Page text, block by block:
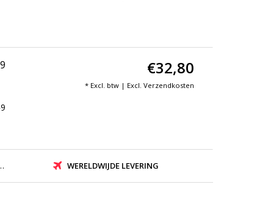
€32,80
* Excl. btw | Excl. Verzendkosten
WERELDWIJDE LEVERING